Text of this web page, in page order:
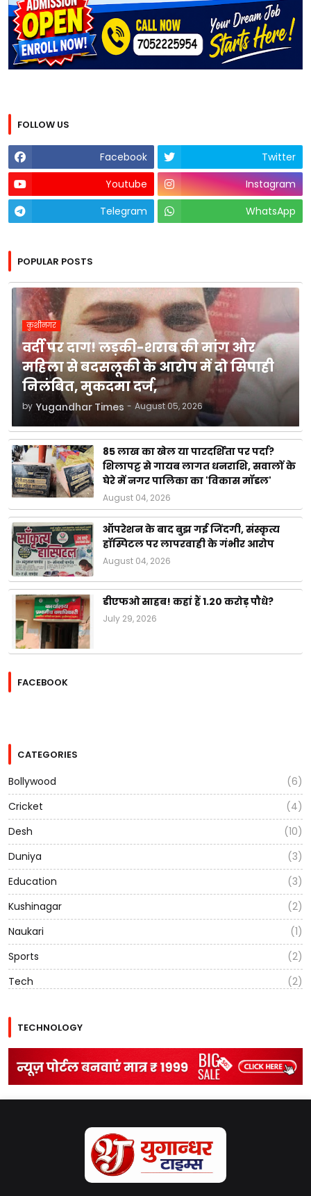
FOLLOW US
Facebook
Twitter
Youtube
Instagram
Telegram
WhatsApp
POPULAR POSTS
कुशीनगर
वर्दी पर दाग! लड़की-शराब की मांग और
महिला से बदसलूकी के आरोप में दो सिपाही
निलंबित, मुकदमा दर्ज,
by Yugandhar Times - August 05, 2026
85 लाख का खेल या पारदर्शिता पर पर्दा?
शिलापट्ट से गायब लागत धनराशि, सवालों के
घेरे में नगर पालिका का 'विकास मॉडल'
August 04, 2026
ऑपरेशन के बाद बुझ गई जिंदगी, संस्कृत्य
हॉस्पिटल पर लापरवाही के गंभीर आरोप
August 04, 2026
डीएफओ साहब! कहां हैं 1.20 करोड़ पौधे?
July 29, 2026
FACEBOOK
CATEGORIES
Bollywood
(6)
Cricket
(4)
Desh
(10)
Duniya
(3)
Education
(3)
Kushinagar
(2)
Naukari
(1)
Sports
(2)
Tech
(2)
TECHNOLOGY